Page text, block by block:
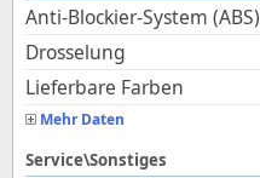
Anti-Blockier-System (ABS)
Drosselung
Lieferbare Farben
Mehr Daten
Service\Sonstiges